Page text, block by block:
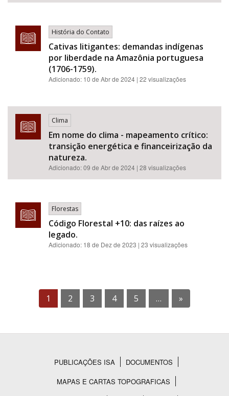
História do Contato
Cativas litigantes: demandas indígenas
por liberdade na Amazônia portuguesa
(1706-1759).
Adicionado: 10 de Abr de 2024 | 22 visualizações
Clima
Em nome do clima - mapeamento crítico:
transição energética e financeirização da
natureza.
Adicionado:09 de Abr de 2024 | 28 visualizações
Florestas
Código Florestal +10: das raízes ao
legado.
Adicionado: 18 de Dez de 2023 | 23 visualizações
1 2 3 4 5 … »
Rodapé
PUBLICAÇÕES ISA
DOCUMENTOS
MAPAS E CARTAS TOPOGRAFICAS